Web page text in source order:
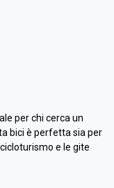
per chi cerca un
bici è perfetta sia per
e le gite